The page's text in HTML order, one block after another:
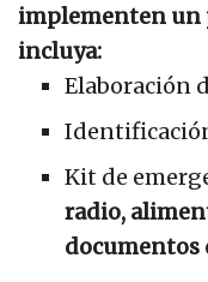
implementen un
incluya:
Elaboración
Kit de
radio,
documentos